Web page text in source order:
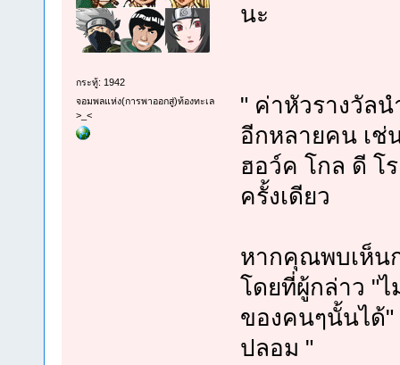
กระทู้: 1942
จอมพลแห่ง(การพาออกสู่)ท้องทะเล
>_<
นะ
" ค่าหัวรางวัล
อีกหลายคน เช่
ฮอว์ค โกล ดี โ
ครั้งเดียว
หากคุณพบเห็น
โดยที่ผู้กล่าว "
ของคนๆนั้นได้"
ปลอม "